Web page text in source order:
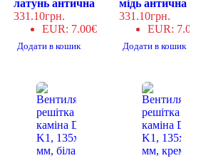
латунь антична
331.10грн.
EUR: 7.00€
Додати в кошик
мідь антична
331.10грн.
EUR: 7.00€
Додати в кошик